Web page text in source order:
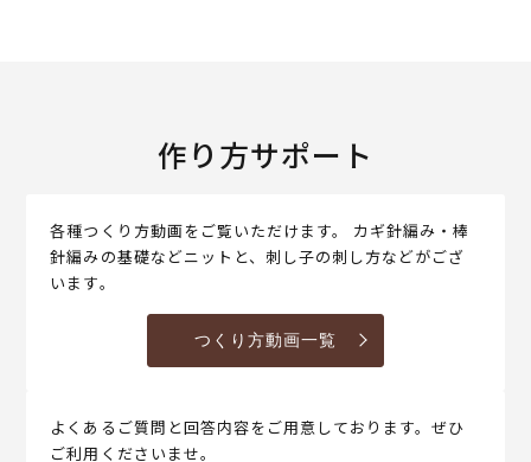
作り方サポート
各種つくり方動画をご覧いただけます。 カギ針編み・棒
針編みの基礎などニットと、刺し子の刺し方などがござ
います。
つくり方動画一覧
よくあるご質問と回答内容をご用意しております。ぜひ
ご利用くださいませ。